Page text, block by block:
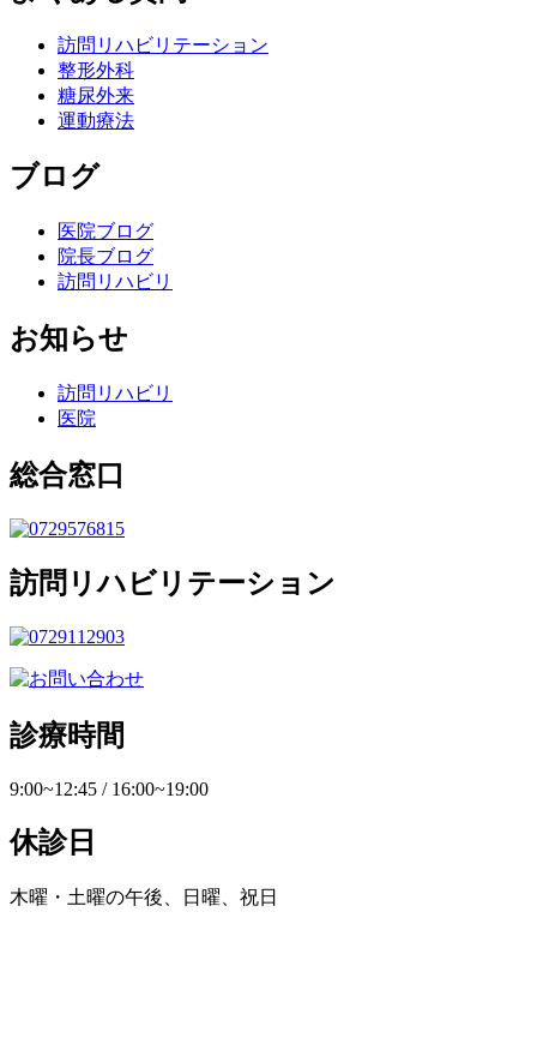
訪問リハビリテーション
整形外科
糖尿外来
運動療法
ブログ
医院ブログ
院長ブログ
訪問リハビリ
お知らせ
訪問リハビリ
医院
総合窓口
訪問リハビリテーション
診療時間
9:00~12:45 / 16:00~19:00
休診日
木曜・土曜の午後、日曜、祝日